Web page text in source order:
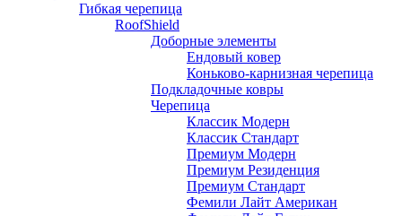
Гибкая черепица
RoofShield
Доборные элементы
Ендовый ковер
Коньково-карнизная черепица
Подкладочные ковры
Черепица
Классик Модерн
Классик Стандарт
Премиум Модерн
Премиум Резиденция
Премиум Стандарт
Фемили Лайт Американ